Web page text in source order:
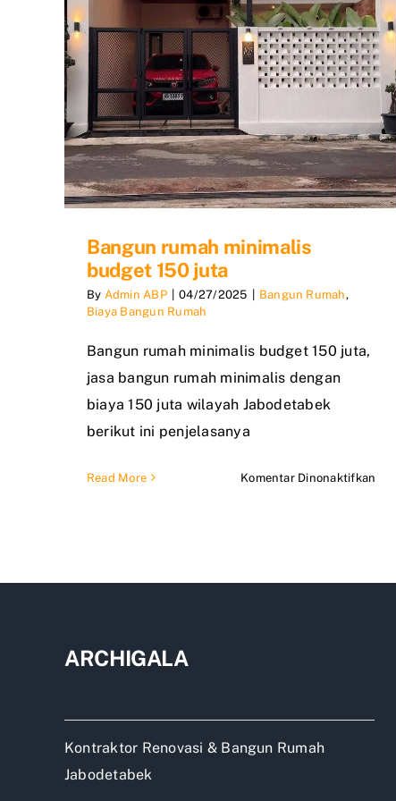
Bangun rumah minimalis
budget 150 juta
By Admin ABP | 04/27/2025 | Bangun Rumah,
Biaya Bangun Rumah
Bangun rumah minimalis budget 150 juta,
jasa bangun rumah minimalis dengan
biaya 150 juta wilayah Jabodetabek
berikut ini penjelasanya
Read More Komentar Dinonaktifkan
150
ARCHIGALA
Kontraktor Renovasi & Bangun Rumah
Jabodetabek